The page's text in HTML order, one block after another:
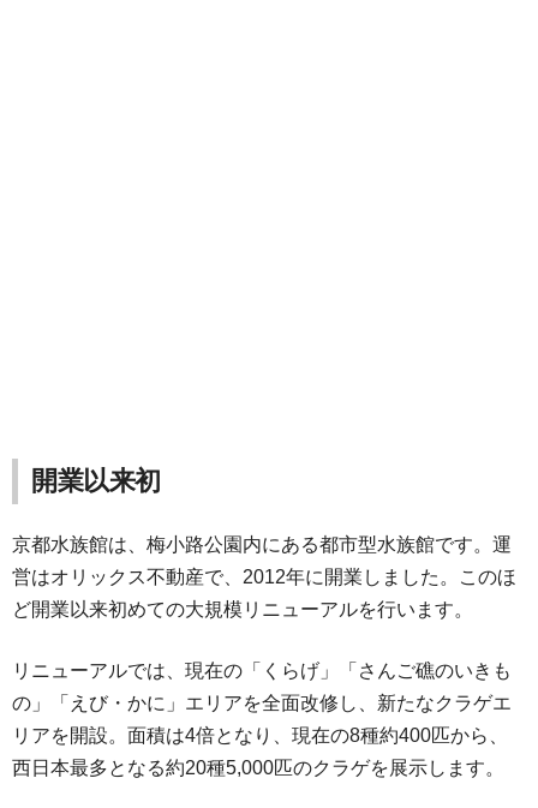
開業以来初
京都水族館は、梅小路公園内にある都市型水族館です。運
営はオリックス不動産で、2012年に開業しました。このほ
ど開業以来初めての大規模リニューアルを行います。
リニューアルでは、現在の「くらげ」「さんご礁のいきも
の」「えび・かに」エリアを全面改修し、新たなクラゲエ
リアを開設。面積は4倍となり、現在の8種約400匹から、
西日本最多となる約20種5,000匹のクラゲを展示します。